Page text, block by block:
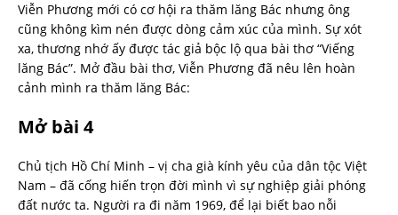
Viễn Phương mới có cơ hội ra thăm lăng Bác nhưng ông
cũng không kìm nén được dòng cảm xúc của mình. Sự xót
xa, thương nhớ ấy được tác giả bộc lộ qua bài thơ “Viếng
lăng Bác”. Mở đầu bài thơ, Viễn Phương đã nêu lên hoàn
cảnh mình ra thăm lăng Bác:
Mở bài 4
Chủ tịch Hồ Chí Minh – vị cha già kính yêu của dân tộc Việt
Nam – đã cống hiến trọn đời mình vì sự nghiệp giải phóng
đất nước ta. Người ra đi năm 1969, để lại biết bao nỗi